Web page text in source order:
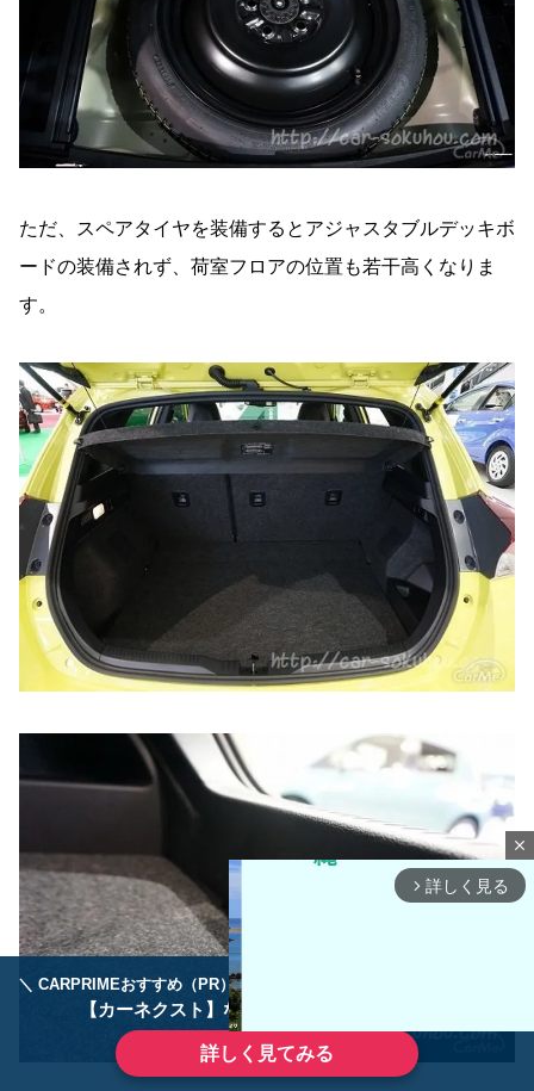
＼ CARPRIMEおすすめ（PR） ／
【カーネクスト】ならどんなクルマも高価買取
詳しく見てみる
ただ、スペアタイヤを装備するとアジャスタブルデッキボ
ードの装備されず、荷室フロアの位置も若干高くなりま
す。
close
arrow_forward_ios 詳しく見る